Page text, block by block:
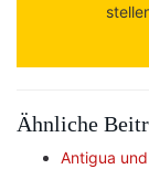
Ähnliche
Antigua